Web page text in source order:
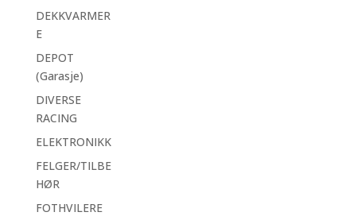
DEKKVARMER
E
DEPOT
(Garasje)
DIVERSE
RACING
ELEKTRONIKK
FELGER/TILBE
HØR
FOTHVILERE